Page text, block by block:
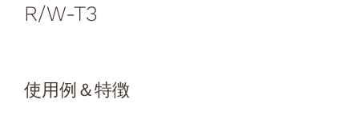
R/W-T3
使用例＆特徴